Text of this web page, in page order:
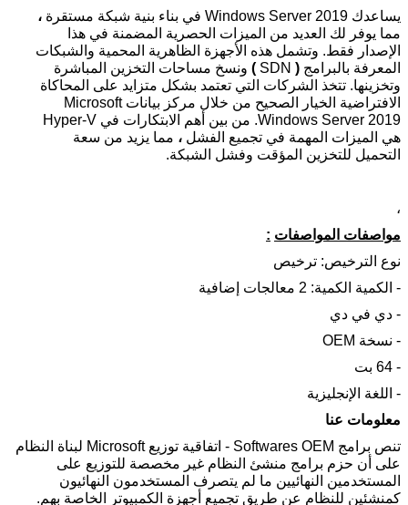
إرسال
يساعدك Windows Server 2019 في بناء بنية شبكة مستقرة
،
مما يوفر لك العديد من الميزات الحصرية المضمنة في هذا
الإصدار فقط. وتشمل هذه الأجهزة الظاهرية المحمية والشبكات
المعرفة بالبرامج (
) ونسخ مساحات التخزين المباشرة
وتخزينها. تتخذ الشركات التي تعتمد بشكل متزايد على المحاكاة
الافتراضية الخيار الصحيح من خلال مركز بيانات Microsoft
Windows Server 2019.
من بين أهم الابتكارات في Hyper-V
هي الميزات المهمة في تجميع الفشل ، مما يزيد من سعة
التحميل للتخزين المؤقت وفشل الشبكة.
،
مواصفات المواصفات :
نوع الترخيص: ترخيص
- الكمية الكمية: 2 معالجات إضافية
- دي في دي
- نسخة OEM
- 64 بت
- اللغة الإنجليزية
معلومات عنا
تنص برامج Softwares OEM - اتفاقية توزيع Microsoft لبناة النظام
على أن حزم برامج منشئ النظام غير مخصصة للتوزيع على
المستخدمين النهائيين ما لم يتصرف المستخدمون النهائيون
كمنشئين للنظام عن طريق تجميع أجهزة الكمبيوتر الخاصة بهم.